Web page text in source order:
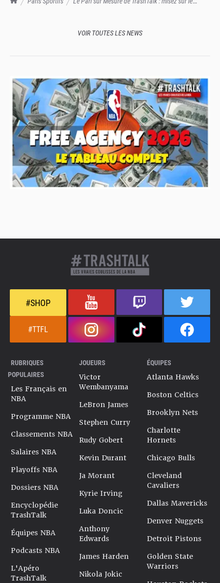
VOIR TOUTES LES NEWS
#SHOP
#TTFL
RUBRIQUES
POPULAIRES
Les Français en
NBA
Programme NBA
Classements NBA
Salaires NBA
Playoffs NBA
Dossiers NBA
Encyclopédie
TrashTalk
Équipes NBA
Podcasts NBA
L'Apéro
TrashTalk
JOUEURS
Victor
Wembanyama
LeBron James
Stephen Curry
Rudy Gobert
Kevin Durant
Ja Morant
Kyrie Irving
Luka Doncic
Anthony
Edwards
James Harden
Nikola Jokic
ÉQUIPES
Atlanta Hawks
Boston Celtics
Brooklyn Nets
Charlotte
Hornets
Chicago Bulls
Cleveland
Cavaliers
Dallas Mavericks
Denver Nuggets
Detroit Pistons
Golden State
Warriors